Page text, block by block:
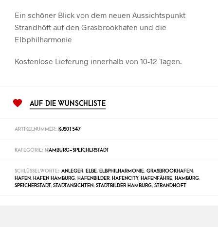
Ein schöner Blick von dem neuen Aussichtspunkt
Strandhöft auf den Grasbrookhafen und die
Elbphilharmonie
Kostenlose Lieferung innerhalb von 10-12 Tagen.
AUF DIE WUNSCHLISTE
ARTIKELNUMMER: KJS01547
KATEGORIE: HAMBURG-SPEICHERSTADT
SCHLÜSSELWORTE: ANLEGER, ELBE, ELBPHILHARMONIE, GRASBROOKHAFEN,
HAFEN, HAFEN HAMBURG, HAFENBILDER, HAFENCITY, HAFENFÄHRE, HAMBURG,
SPEICHERSTADT, STADTANSICHTEN, STADTBILDER HAMBURG, STRANDHÖFT